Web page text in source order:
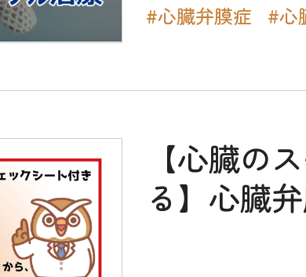
#心臓弁膜症 #心
【心臓の
る】心臓